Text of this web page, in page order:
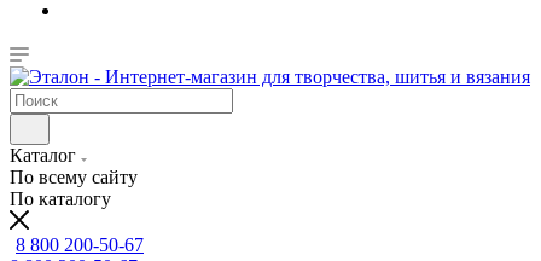
Каталог
По всему сайту
По каталогу
8 800 200-50-67